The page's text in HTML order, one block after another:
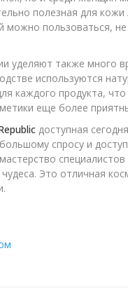
полезная для кожи
можно пользоваться, не
уделяют также много
используются
каждого продукта, что
еще более
доступная
спросу и
Это отличная